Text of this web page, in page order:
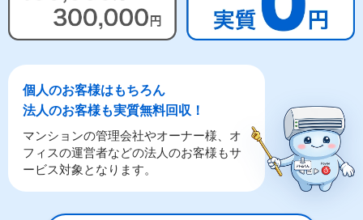
個人のお客様はもちろん
法人のお客様も実質無料回収！
マンションの管理会社やオーナー様、オ
フィスの運営者などの法人のお客様もサ
ービス対象となります。